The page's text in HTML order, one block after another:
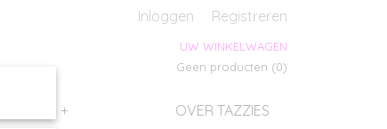
Inloggen Registreren
UW WINKELWAGEN
Geen producten (0)
OVER TAZZIES
+